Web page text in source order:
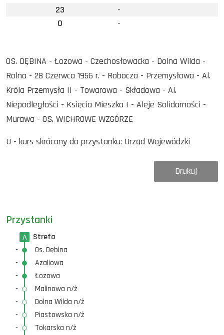
Przystanki
A
Strefa
-
Os. Dębina
-
Azaliowa
-
Łozowa
-
Malinowa n/ż
-
Dolna Wilda n/ż
-
Piastowska n/ż
-
Tokarska n/ż
23
-
0
-
OS. DĘBINA - Łozowa - Czechosłowacka - Dolna Wilda -
Rolna - 28 Czerwca 1956 r. - Robocza - Przemysłowa - Al.
Króla Przemysła II - Towarowa - Składowa - Al.
Niepodległości - Księcia Mieszka I - Aleje Solidarności -
Murawa - OS. WICHROWE WZGÓRZE
U - kurs skrócony do przystanku: Urząd Wojewódzki
Drukuj